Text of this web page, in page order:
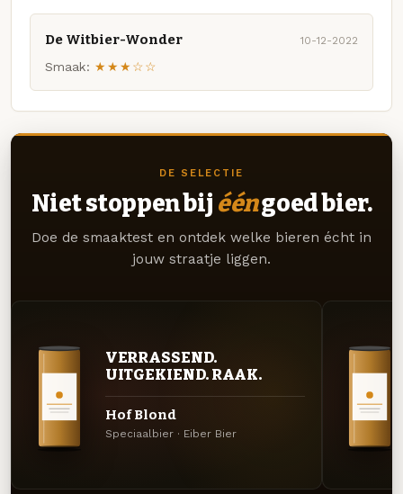
De Witbier-Wonder 10-12-2022
Smaak: ★★★☆☆
DE SELECTIE
Niet stoppen bij ééngoed bier.
Doe de smaaktest en ontdek welke bieren écht in
jouw straatje liggen.
VERRASSEND.
UITGEKIEND. RAAK.
Hof Blond
Speciaalbier · Eiber Bier